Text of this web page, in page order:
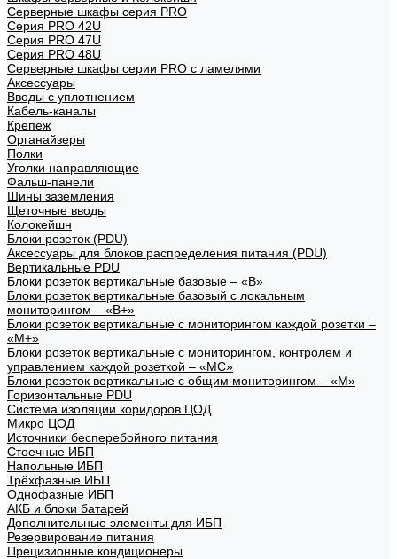
Серверные шкафы серия PRO
Серия PRO 42U
Серия PRO 47U
Серия PRO 48U
Серверные шкафы серии PRO с ламелями
Аксессуары
Вводы с уплотнением
Кабель-каналы
Крепеж
Органайзеры
Полки
Уголки направляющие
Фальш-панели
Шины заземления
Щеточные вводы
Колокейшн
Блоки розеток (PDU)
Аксессуары для блоков распределения питания (PDU)
Вертикальные PDU
Блоки розеток вертикальные базовые – «В»
Блоки розеток вертикальные базовый с локальным
мониторингом – «В+»
Блоки розеток вертикальные с мониторингом каждой розетки –
«М+»
Блоки розеток вертикальные с мониторингом, контролем и
управлением каждой розеткой – «МС»
Блоки розеток вертикальные с общим мониторингом – «М»
Горизонтальные PDU
Система изоляции коридоров ЦОД
Микро ЦОД
Источники бесперебойного питания
Стоечные ИБП
Напольные ИБП
Трёхфазные ИБП
Однофазные ИБП
АКБ и блоки батарей
Дополнительные элементы для ИБП
Резервирование питания
Прецизионные кондиционеры